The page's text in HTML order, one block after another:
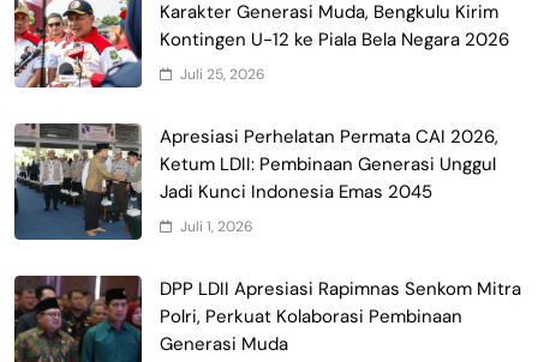
Karakter Generasi Muda, Bengkulu Kirim
Kontingen U-12 ke Piala Bela Negara 2026
Juli 25, 2026
Apresiasi Perhelatan Permata CAI 2026,
Ketum LDII: Pembinaan Generasi Unggul
Jadi Kunci Indonesia Emas 2045
Juli 1, 2026
DPP LDII Apresiasi Rapimnas Senkom Mitra
Polri, Perkuat Kolaborasi Pembinaan
Generasi Muda